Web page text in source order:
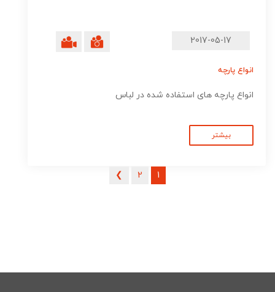
2017-05-17
انواع پارچه
انواع پارچه های استفاده شده در لباس
بیشتر
راهبری
نوشته‌ها
1
2
❯